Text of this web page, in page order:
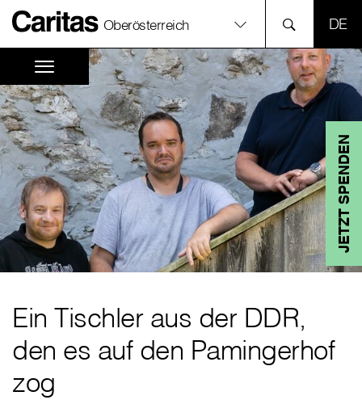
Oberösterreich
JETZT SPENDEN
Ein Tischler aus der DDR,
den es auf den Pamingerhof
zog